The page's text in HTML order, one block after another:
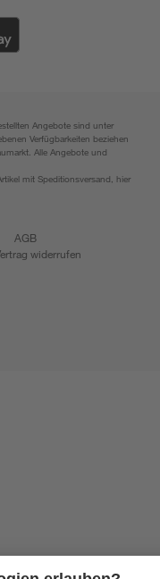
Angebote sind unter
Verfügbarkeiten beziehen
Alle Angebote und
mit Speditionsversand, hier
AGB
widerrufen